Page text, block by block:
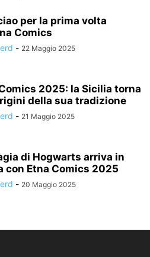
per la prima volta
Comics
- 22 Maggio 2025
2025: la Sicilia torna
della sua tradizione
- 21 Maggio 2025
di Hogwarts arriva in
con Etna Comics 2025
- 20 Maggio 2025